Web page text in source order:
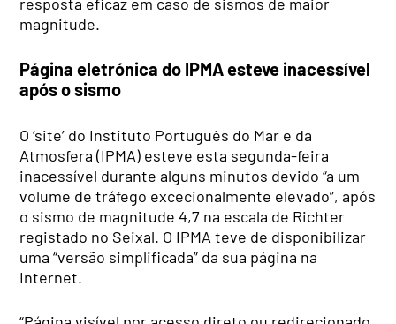
magnitude.
Página eletrónica do IPMA esteve inacessível
após o sismo
O ‘site’ do Instituto Português do Mar e da
Atmosfera (IPMA) esteve esta segunda-feira
inacessível durante alguns minutos devido “a um
volume de tráfego excecionalmente elevado”, após
o sismo de magnitude 4,7 na escala de Richter
registado no Seixal. O IPMA teve de disponibilizar
uma “versão simplificada” da sua página na
Internet.